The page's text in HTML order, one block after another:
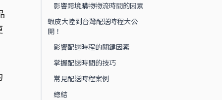
影響跨境購物物流時間的因素
蝦皮大陸到台灣配送時程大公
開！
影響配送時程的關鍵因素
掌握配送時間的技巧
常見配送時程案例
總結